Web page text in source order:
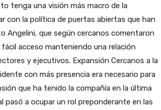
tenga una visión más macro de la
con la política de puertas abiertas que han
Angelini, que según cercanos comentaron
acceso manteniendo una relación
y ejecutivos. Expansión Cercanos a la
con más presencia era necesario para
que ha tenido la compañía en la última
pasó a ocupar un rol preponderante en las